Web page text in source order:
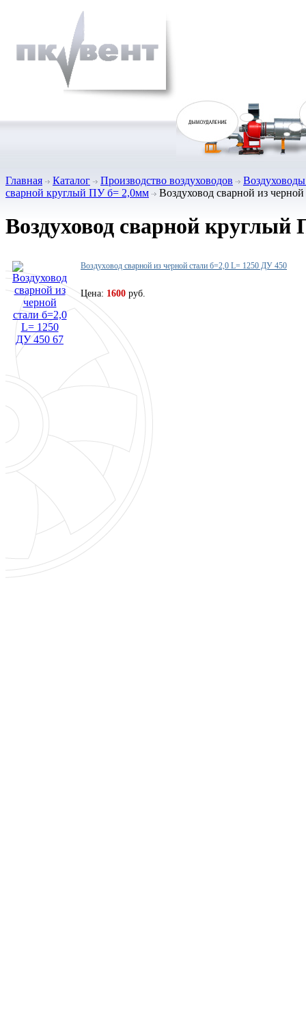
Главная Каталог Производство воздуховодов
сварной круглый ПУ б= 2,0мм
Воздуховод сварной из
Воздуховод сварной
Воздуховод сварной из черной стали б=2,0 L= 1250 ДУ 450
Цена: 1600 руб.